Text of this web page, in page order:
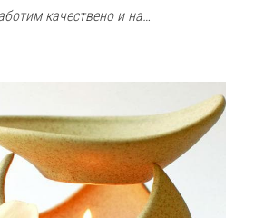
качествено и на…